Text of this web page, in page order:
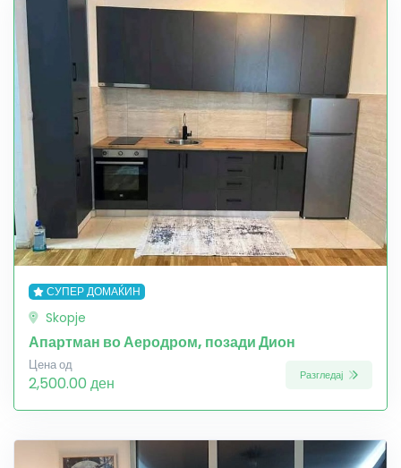
СУПЕР ДОМАЌИН
Skopje
Апартман во Аеродром, позади Дион
Цена од
2,500.00 ден Разгледај